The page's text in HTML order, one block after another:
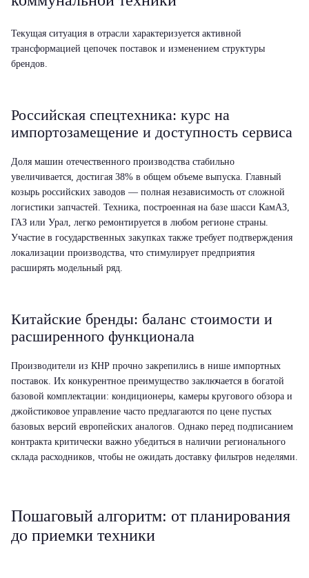
Текущая ситуация в отрасли характеризуется активной
трансформацией цепочек поставок и изменением структуры
брендов.
Российская спецтехника: курс на
импортозамещение и доступность сервиса
Доля машин отечественного производства стабильно
увеличивается, достигая 38% в общем объеме выпуска. Главный
козырь российских заводов — полная независимость от сложной
логистики запчастей. Техника, построенная на базе шасси КамАЗ,
ГАЗ или Урал, легко ремонтируется в любом регионе страны.
Участие в государственных закупках также требует подтверждения
локализации производства, что стимулирует предприятия
расширять модельный ряд.
Китайские бренды: баланс стоимости и
расширенного функционала
Производители из КНР прочно закрепились в нише импортных
поставок. Их конкурентное преимущество заключается в богатой
базовой комплектации: кондиционеры, камеры кругового обзора и
джойстиковое управление часто предлагаются по цене пустых
базовых версий европейских аналогов. Однако перед подписанием
контракта критически важно убедиться в наличии регионального
склада расходников, чтобы не ожидать доставку фильтров неделями.
Пошаговый алгоритм: от планирования
до приемки техники